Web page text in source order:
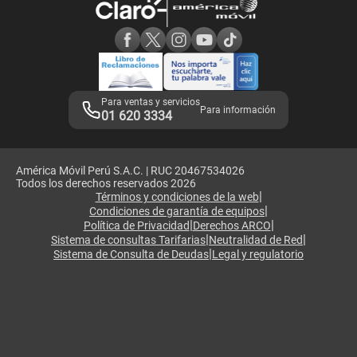
Adquirientes iPhone 6, 6S y SE
Mensaje de Seguridad
Términos y Condiciones de Tienda Claro
Libro de Reclamaciones
Legales de marketplace
Para ventas y servicios
01 620 3334 Para información
América Móvil Perú S.A.C. | RUC 20467534026
Todos los derechos reservados 2026
Términos y condiciones de la web|
Condiciones de garantía de equipos|
Política de Privacidad|Derechos ARCO|
Sistema de consultas Tarifarias|Neutralidad de Red|
Sistema de Consulta de Deudas|Legal y regulatorio